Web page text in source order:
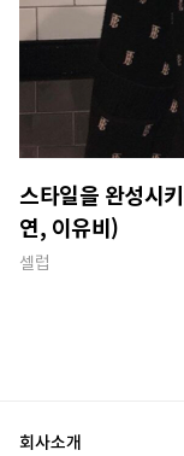
스타일을 완성시
연, 이유비)
셀럽
회사소개